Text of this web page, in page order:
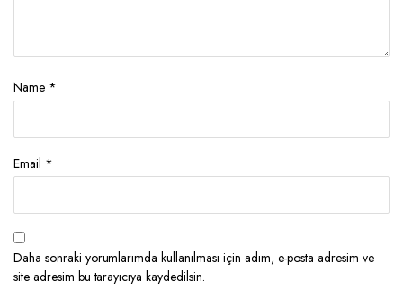
Name *
Email *
Daha sonraki yorumlarımda kullanılması için adım, e-posta adresim ve
site adresim bu tarayıcıya kaydedilsin.